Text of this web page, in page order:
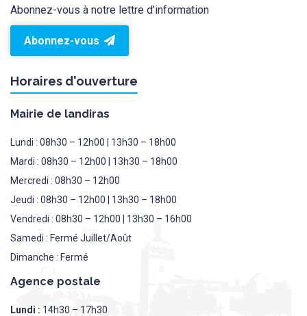
Abonnez-vous à notre lettre d'information
Abonnez-vous
Horaires d'ouverture
Mairie de landiras
Lundi : 08h30 – 12h00 | 13h30 – 18h00
Mardi : 08h30 – 12h00 | 13h30 – 18h00
Mercredi : 08h30 – 12h00
Jeudi : 08h30 – 12h00 | 13h30 – 18h00
Vendredi : 08h30 – 12h00 | 13h30 – 16h00
Samedi : Fermé Juillet/Août
Dimanche : Fermé
Agence postale
Lundi : 14h30 – 17h30